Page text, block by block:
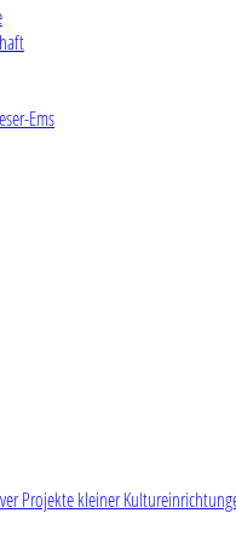
Ems
Projekte kleiner